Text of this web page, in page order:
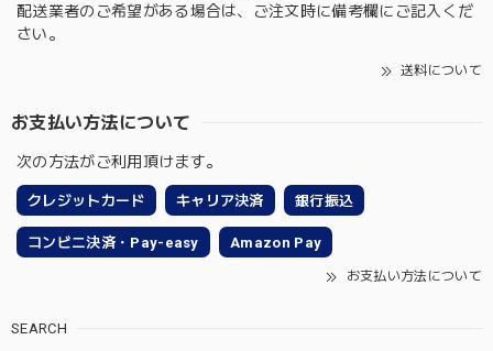
配送業者のご希望がある場合は、ご注文時に備考欄にご記入くだ
さい。
送料について
お支払い方法について
次の方法がご利用頂けます。
クレジットカード キャリア決済 銀行振込
コンビニ決済・Pay-easy Amazon Pay
お支払い方法について
SEARCH